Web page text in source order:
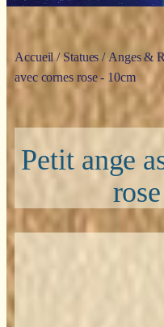
Accueil/Statues /Anges &
avec cornes rose - 10cm
Petit ange